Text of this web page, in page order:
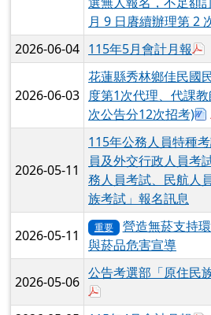
「衛武營2026夏舞
Dance Camp」活動
2026-07-02 「e稅繪生活」繪畫
花蓮縣秀林鄉佳民國
度第1次代理、代課教
告分12次招考）第3
公告。
於彈跳視窗
2026-06-09
花蓮縣秀林鄉佳民國
年度第 1 次代理、代
次公告分 12 次招考
選結果，不足額訂於
日賡續辦理第 3 次招考
花蓮縣秀林鄉佳民國
年度第 1 次代理、代